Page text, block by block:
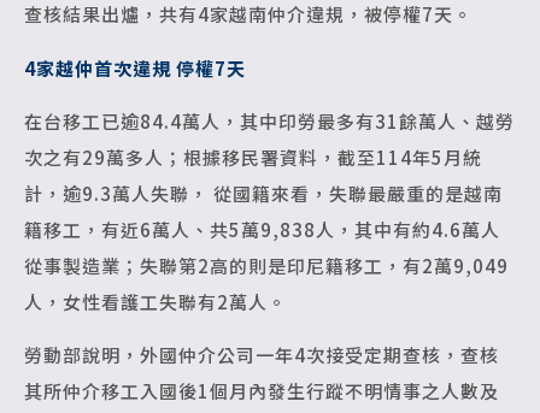
查核結果出爐，共有4家越南仲介違規，被停權7天。
4家越仲首次違規 停權7天
在台移工已逾84.4萬人，其中印勞最多有31餘萬人、越勞
次之有29萬多人；根據移民署資料，截至114年5月統
計，逾9.3萬人失聯， 從國籍來看，失聯最嚴重的是越南
籍移工，有近6萬人、共5萬9,838人，其中有約4.6萬人
從事製造業；失聯第2高的則是印尼籍移工，有2萬9,049
人，女性看護工失聯有2萬人。
勞動部說明，外國仲介公司一年4次接受定期查核，查核
其所仲介移工入國後1個月內發生行蹤不明情事之人數及